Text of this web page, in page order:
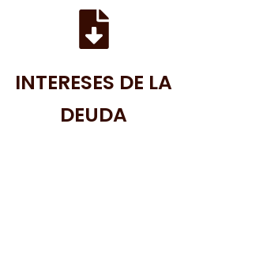
INTERESES DE LA
DEUDA